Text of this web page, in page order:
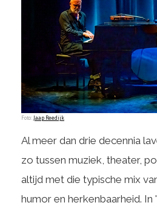
Foto: Jaap Reedijk
Al meer dan drie decennia
zo tussen muziek, theater,
altijd met die typische mix
humor en herkenbaarheid. In